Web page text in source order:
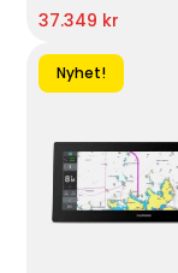
37.349 kr
Nyhet!